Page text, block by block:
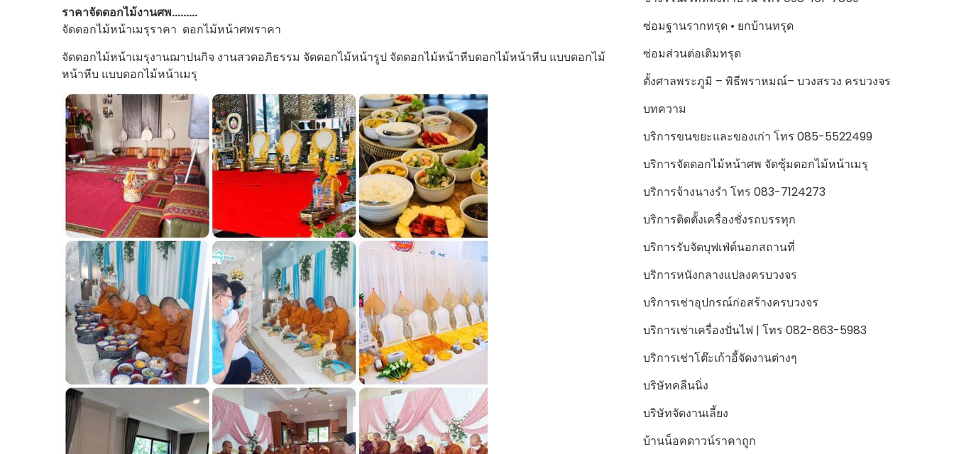
ราคาจัดดอกไม้งานศพ………
จัดดอกไม้หน้าเมรุราคา ดอกไม้หน้าศพราคา
จัดดอกไม้หน้าเมรุงานฌาปนกิจ งานสวดอภิธรรม จัดดอกไม้หน้ารูป จัดดอกไม้หน้าหีบดอกไม้หน้าหีบ แบบดอกไม้
หน้าหีบ แบบดอกไม้หน้าเมรุ
ซ่อมฐานรากทรุด • ยกบ้านทรุด
ซ่อมส่วนต่อเติมทรุด
ตั้งศาลพระภูมิ – พิธีพราหมณ์– บวงสรวง ครบวงจร
บทความ
บริการขนขยะและของเก่า โทร 085-5522499
บริการจัดดอกไม้หน้าศพ จัดซุ้มดอกไม้หน้าเมรุ
บริการจ้างนางรำ โทร 083-7124273
บริการติดตั้งเครื่องชั่งรถบรรทุก
บริการรับจัดบุฟเฟ่ต์นอกสถานที่
บริการหนังกลางแปลงครบวงจร
บริการเช่าอุปกรณ์ก่อสร้างครบวงจร
บริการเช่าเครื่องปั่นไฟ | โทร 082-863-5983
บริการเช่าโต๊ะเก้าอี้จัดงานต่างๆ
บริษัทคลีนนิ่ง
บริษัทจัดงานเลี้ยง
บ้านน็อคดาวน์ราคาถูก